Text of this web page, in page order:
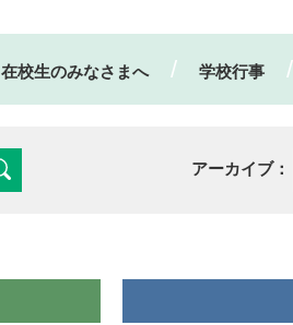
在校生のみなさまへ 学校行事
アーカイブ：